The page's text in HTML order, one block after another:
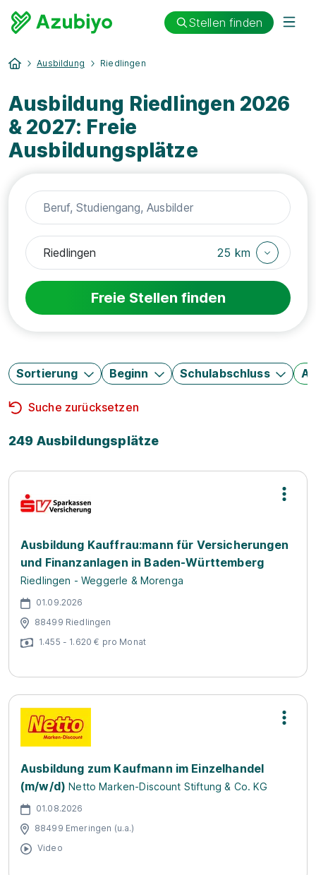
Stellen finden
Ausbildung Riedlingen
Ausbildung Riedlingen 2026
& 2027: Freie
Ausbildungsplätze
25 km
Freie Stellen finden
Sortierung Beginn Schulabschluss
Suche zurücksetzen
249 Ausbildungsplätze
Ausbildung Kauffrau:mann für Versicherungen
und Finanzanlagen in Baden-Württemberg
Riedlingen - Weggerle & Morenga
01.09.2026
88499 Riedlingen
1.455 - 1.620 € pro Monat
Ausbildung zum Kaufmann im Einzelhandel
(m/w/d) Netto Marken-Discount Stiftung & Co. KG
01.08.2026
88499 Emeringen (u.a.)
Video